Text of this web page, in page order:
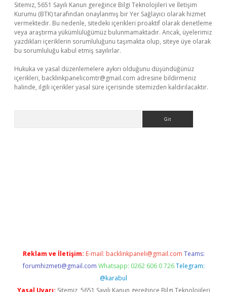
Sitemiz, 5651 Sayılı Kanun gereğince Bilgi Teknolojileri ve İletişim
Kurumu (BTK) tarafından onaylanmış bir Yer Sağlayıcı olarak hizmet
vermektedir. Bu nedenle, sitedeki içerikleri proaktif olarak denetleme
veya araştırma yükümlülüğümüz bulunmamaktadır. Ancak, üyelerimiz
yazdıkları içeriklerin sorumluluğunu taşımakta olup, siteye üye olarak
bu sorumluluğu kabul etmiş sayılırlar.
Hukuka ve yasal düzenlemelere aykırı olduğunu düşündüğünüz
içerikleri, backlinkpanelicomtr@gmail.com adresine bildirmeniz
halinde, ilgili içerikler yasal süre içerisinde sitemizden kaldırılacaktır.
Reklam ve İletişim: E-mail: backlinkpaneli@gmail.com Teams:
forumhizmeti@gmail.com Whatsapp: 0262 606 0 726 Telegram:
@karabul
Yasal Uyarı: Sitemiz, 5651 Sayılı Kanun gereğince Bilgi Teknolojileri